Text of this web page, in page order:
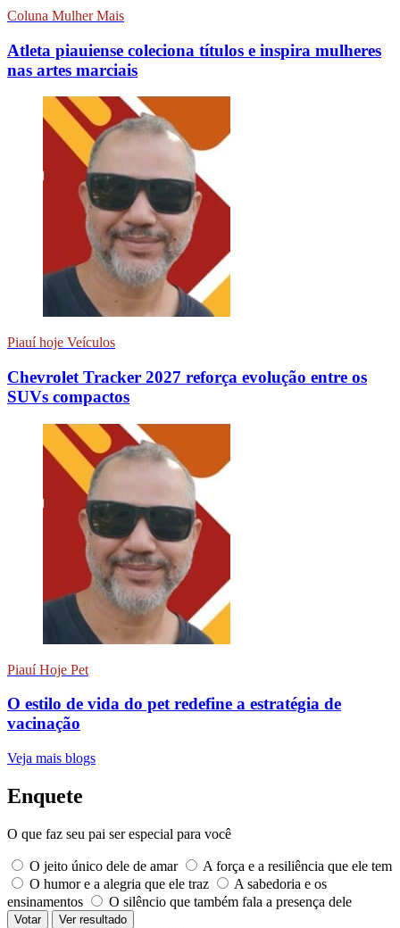
Coluna Mulher Mais
Atleta piauiense coleciona títulos e inspira mulheres
nas artes marciais
Piauí hoje Veículos
Chevrolet Tracker 2027 reforça evolução entre os
SUVs compactos
Piauí Hoje Pet
O estilo de vida do pet redefine a estratégia de
vacinação
Veja mais blogs
Enquete
O que faz seu pai ser especial para você
O jeito único dele de amar
A força e a resiliência que ele tem
O humor e a alegria que ele traz
A sabedoria e os
ensinamentos
O silêncio que também fala a presença dele
Votar Ver resultado